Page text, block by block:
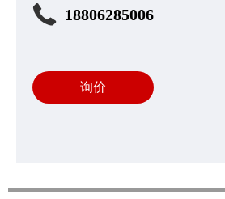
18806285006
询价